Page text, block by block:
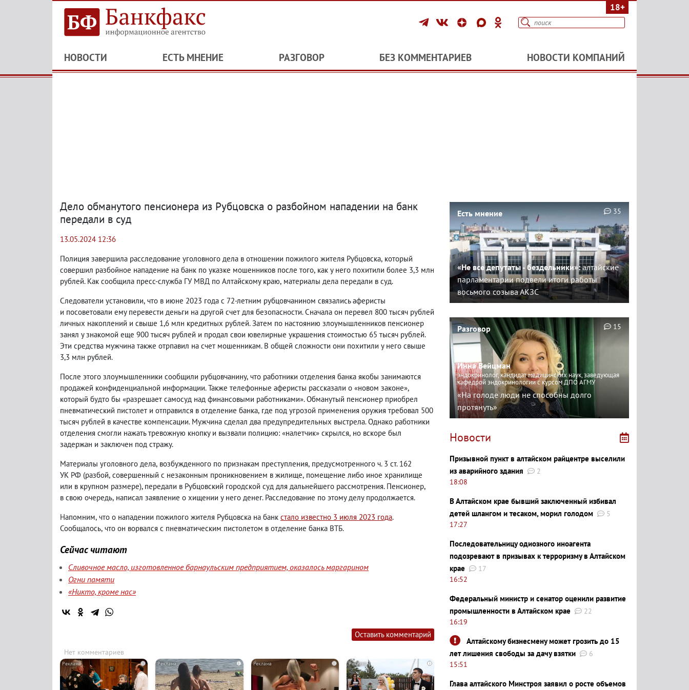
18+
НОВОСТИ ЕСТЬ МНЕНИЕ РАЗГОВОР БЕЗ КОММЕНТАРИЕВ НОВОСТИ КОМПАНИЙ
Дело обманутого пенсионера из Рубцовска о разбойном нападении на банк
передали в суд
13.05.2024 12:36
Полиция завершила расследование уголовного дела в отношении пожилого жителя Рубцовска, который
совершил разбойное нападение на банк по указке мошенников после того, как у него похитили более 3,3 млн
рублей. Как сообщила пресс-служба ГУ МВД по Алтайскому краю, материалы дела передали в суд.
Следователи установили, что в июне 2023 года с 72-летним рубцовчанином связались аферисты
и посоветовали ему перевести деньги на другой счет для безопасности. Сначала он перевел 800 тысяч рублей
личных накоплений и свыше 1,6 млн кредитных рублей. Затем по настоянию злоумышленников пенсионер
занял у знакомой еще 900 тысяч рублей и продал свои ювелирные украшения стоимостью 65 тысяч рублей.
Эти средства мужчина также отрпавил на счет мошенникам. В общей сложности они похитили у него свыше
3,3 млн рублей.
После этого злоумышленники сообщили рубцовчанину, что работники отделения банка якобы занимаются
продажей конфиденциальной информации. Также телефонные аферисты рассказали о «новом законе»,
который будто бы «разрешает самосуд над финансовыми работниками». Обманутый пенсионер приобрел
пневматический пистолет и отправился в отделение банка, где под угрозой применения оружия требовал 500
тысяч рублей в качестве компенсации. Мужчина сделал два предупредительных выстрела. Однако работники
отделения смогли нажать тревожную кнопку и вызвали полицию: «налетчик» скрылся, но вскоре был
задержан и заключен под стражу.
Материалы уголовного дела, возбужденного по признакам преступления, предусмотренного ч. 3 ст. 162
УК РФ (разбой, совершенный с незаконным проникновением в жилище, помещение либо иное хранилище
или в крупном размере), передали в Рубцовский городской суд для дальнейшего рассмотрения. Пенсионер,
в свою очередь, написал заявление о хищении у него денег. Расследование по этому делу продолжается.
Напомним, что о нападении пожилого жителя Рубцовска на банк стало известно 3 июля 2023 года.
Сообщалось, что он ворвался с пневматическим пистолетом в отделение банка ВТБ.
Сейчас читают
Сливочное масло, изготовленное барнаульским предприятием, оказалось маргарином
Огни памяти
«Никто, кроме нас»
Оставить комментарий
Нет комментариев
i i i i
Есть мнение
«Не все депутаты - бездельники»:алтайские
парламентарии подвели итоги работы
восьмого созыва АКЗС
35
Разговор
Инна Вейцман
эндокринолог, кандидат медицинских наук, заведующая
кафедрой эндокринологии с курсом ДПО АГМУ
«На голоде люди не способны долго
протянуть»
15
Новости
Призывной пункт в алтайском райцентре выселили
из аварийного здания
2
18:08
В Алтайском крае бывший заключенный избивал
детей шлангом и тесаком, морил голодом
5
17:27
Последовательницу одиозного иноагента
подозревают в призывах к терроризму в Алтайском
крае
17
16:52
Федеральный министр и сенатор оценили развитие
промышленности в Алтайском крае
22
16:19
Алтайскому бизнесмену может грозить до 15
лет лишения свободы за дачу взятки
6
15:51
Глава алтайского Минстроя заявил о росте объемов